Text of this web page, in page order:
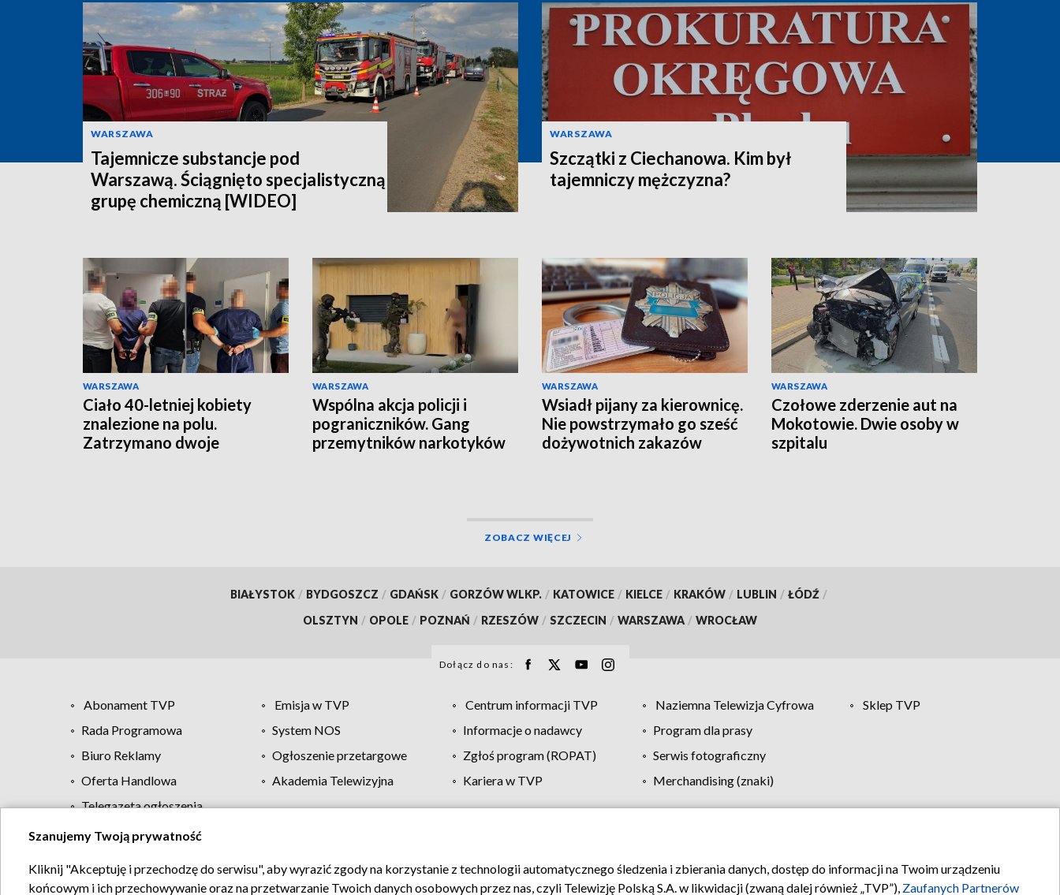
WARSZAWA
Tajemnicze substancje pod
Warszawą. Ściągnięto specjalistyczną
grupę chemiczną [WIDEO]
WARSZAWA
Szczątki z Ciechanowa. Kim był
tajemniczy mężczyzna?
WARSZAWA
Ciało 40-letniej kobiety
znalezione na polu.
Zatrzymano dwoje
WARSZAWA
Wspólna akcja policji i
pograniczników. Gang
przemytników narkotyków
WARSZAWA
Wsiadł pijany za kierownicę.
Nie powstrzymało go sześć
dożywotnich zakazów
WARSZAWA
Czołowe zderzenie aut na
Mokotowie. Dwie osoby w
szpitalu
ZOBACZ WIĘCEJ
BIAŁYSTOK / BYDGOSZCZ / GDAŃSK / GORZÓW WLKP. / KATOWICE / KIELCE / KRAKÓW / LUBLIN / ŁÓDŹ /
OLSZTYN / OPOLE / POZNAŃ / RZESZÓW / SZCZECIN / WARSZAWA / WROCŁAW
Dołącz do nas:
Abonament TVP Emisja w TVP Centrum informacji TVP Naziemna Telewizja Cyfrowa
Sklep TVP
Rada Programowa
System NOS Informacje o nadawcy
Program dla prasy
Biuro Reklamy
Ogłoszenie przetargowe Zgłoś program (ROPAT)
Serwis fotograficzny
Oferta Handlowa
Akademia Telewizyjna Kariera w TVP
Merchandising (znaki)
Telegazeta ogłoszenia
Regulamin TVP Polityka prywatności Moje zgody Pomoc Biuro reklamy Kontakt
Szanujemy Twoją prywatność
Kliknij "Akceptuję i przechodzę do serwisu", aby wyrazić zgody na korzystanie z technologii automatycznego śledzenia i zbierania danych, dostęp do informacji na Twoim urządzeniu
końcowym i ich przechowywanie oraz na przetwarzanie Twoich danych osobowych przez nas, czyli Telewizję Polską S.A. w likwidacji (zwaną dalej również „TVP”), Zaufanych Partnerów